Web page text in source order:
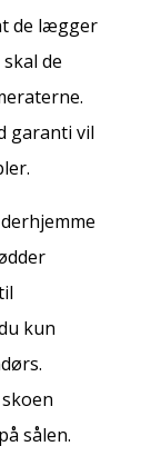
de lægger
de
garanti vil
kun
sålen.